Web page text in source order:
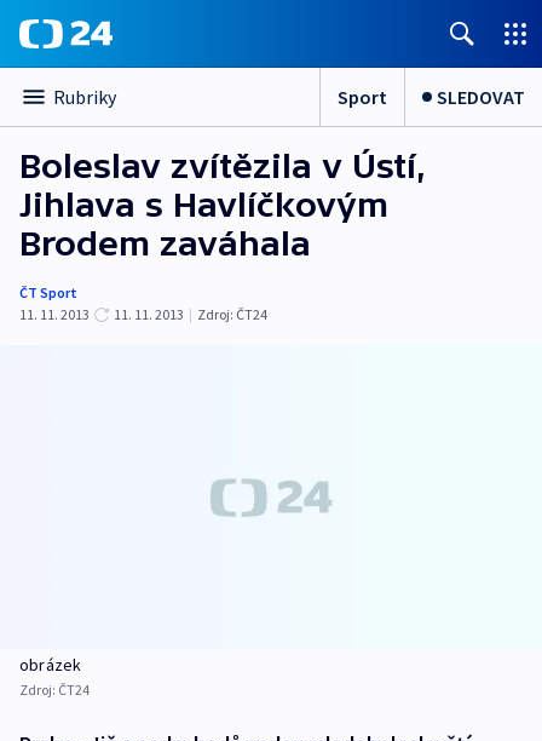
Rubriky Sport SLEDOVAT
Boleslav zvítězila v Ústí,
Jihlava s Havlíčkovým
Brodem zaváhala
ČT Sport
11. 11. 2013
11. 11. 2013 | Zdroj: ČT24
obrázek
Zdroj: ČT24